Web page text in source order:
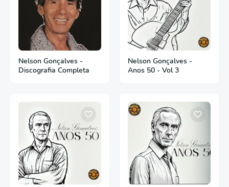
Nelson Gonçalves -
Discografia Completa
Nelson Gonçalves -
Anos 50 - Vol 3